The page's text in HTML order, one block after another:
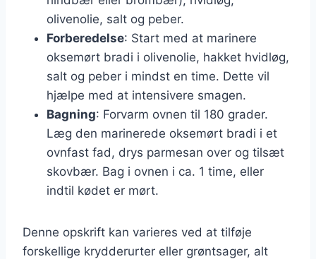
olivenolie, salt og peber.
Forberedelse: Start med at marinere
oksemørt bradi i olivenolie, hakket hvidløg,
salt og peber i mindst en time. Dette vil
hjælpe med at intensivere smagen.
Bagning: Forvarm ovnen til 180 grader.
Læg den marinerede oksemørt bradi i et
ovnfast fad, drys parmesan over og tilsæt
skovbær. Bag i ovnen i ca. 1 time, eller
indtil kødet er mørt.
Denne opskrift kan varieres ved at tilføje
forskellige krydderurter eller grøntsager, alt